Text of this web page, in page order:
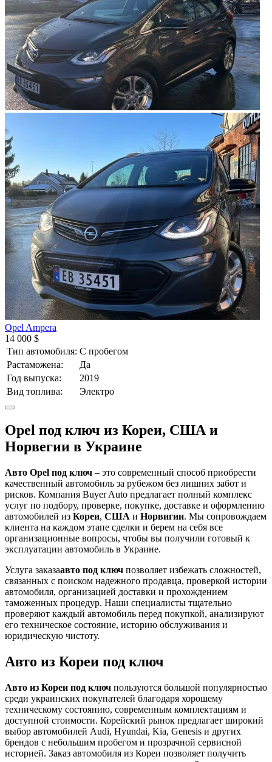
Opel Ampera
14 000 $
Тип автомобиля: С пробегом
Растаможена:
Да
Год выпуска:
2019
Вид топлива:
Электро
Opel под ключ из Кореи, США и
Норвегии в Украине
Авто Opel под ключ – это современный способ приобрести
качественный автомобиль за рубежом без лишних забот и
рисков. Компания Buyer Auto предлагает полный комплекс
услуг по подбору, проверке, покупке, доставке и оформлению
автомобилей из Кореи, США и Норвигии. Мы сопровождаем
клиента на каждом этапе сделки и берем на себя все
организационные вопросы, чтобы вы получили готовый к
эксплуатации автомобиль в Украине.
Услуга заказаавто под ключ позволяет избежать сложностей,
связанных с поиском надежного продавца, проверкой истории
автомобиля, организацией доставки и прохождением
таможенных процедур. Наши специалисты тщательно
проверяют каждый автомобиль перед покупкой, анализируют
его техническое состояние, историю обслуживания и
юридическую чистоту.
Авто из Кореи под ключ
Авто из Кореи под ключ пользуются большой популярностью
среди украинских покупателей благодаря хорошему
техническому состоянию, современным комплектациям и
доступной стоимости. Корейский рынок предлагает широкий
выбор автомобилей Audi, Hyundai, Kia, Genesis и других
брендов с небольшим пробегом и прозрачной сервисной
историей. Заказ автомобиля из Кореи позволяет получить